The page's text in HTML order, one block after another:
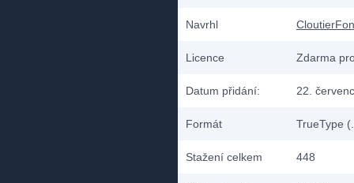
Navrhl
Licence Zdarma
Datum přidání: 22.
Formát TrueType
Stažení celkem 448